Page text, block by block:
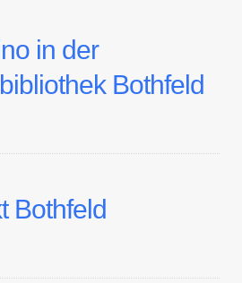
in der
Bothfeld
Bothfeld